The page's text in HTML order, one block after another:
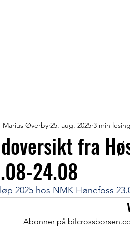
fra
24.08
Marius Øverby 25. aug. 2025 3 min lesing
2025 hos NMK Hønefoss
Abonner på